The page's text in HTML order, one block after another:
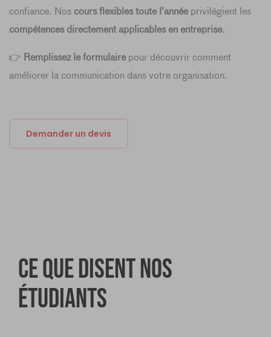
confiance. Nos cours flexibles toute l’annéeprivilégient les
compétences directement applicables en entreprise.
👉 Remplissez le formulairepour découvrir comment
améliorer la communication dans votre organisation.
Demander un devis
Ce que disent nos
étudiants